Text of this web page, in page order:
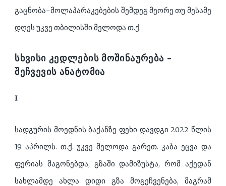
გაცნობა-მოლაპარაკებების შემდეგ მეორე თუ მესამე
დღეს უკვე თბილისში მელოდა თ.ქ.
ᲡᲮᲕᲘᲡᲘ ᲙᲔᲓᲚᲔᲑᲘᲡ ᲛᲝᲨᲘᲜᲐᲣᲠᲔᲑᲐ –
ᲨᲔᲩᲕᲔᲕᲘᲡ ᲐᲜᲐᲢᲝᲛᲘᲐ
I
სადგურის მოედნის ბაქანზე ფეხი დავდგი 2022 წლის
19 აპრილს. თ.ქ. უკვე მელოდა გარეთ. კაბა ეცვა და
ფერიას მაგონებდა, გზაში დამიზუსტა, რომ აქედან
სახლამდე ახლა დიდი გზა მოგეჩვენება, მაგრამ